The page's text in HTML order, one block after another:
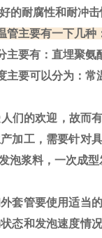
耐腐性和耐冲击
主要有一下几种
要有：直埋聚氨
要可以分为：常
们的欢迎，故而
加工，需要针对
泡浆料，一次成型
套管要使用适当
态和发泡速度情